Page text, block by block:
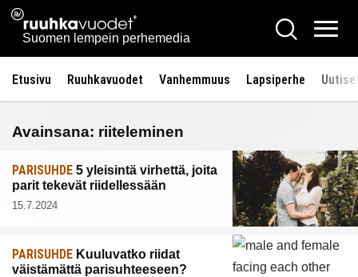
Siirry
sisältöön
Ruuhkavuodet.fi
Suomen lempein perhemedia
Hae
Etusivu Ruuhkavuodet Vanhemmuus Lapsiperhe
Avainsana: riiteleminen
PARISUHDE 5 yleisintä virhettä, joita
parit tekevät riidellessään
15.7.2024
PARISUHDE Kuuluvatko riidat
väistämättä parisuhteeseen?